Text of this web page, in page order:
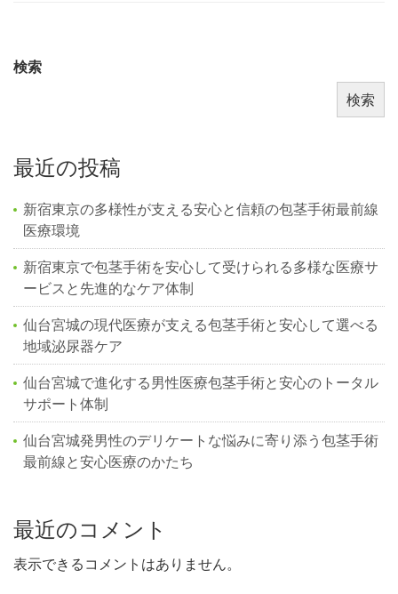
検索
検索
最近の投稿
新宿東京の多様性が支える安心と信頼の包茎手術最前線
医療環境
新宿東京で包茎手術を安心して受けられる多様な医療サ
ービスと先進的なケア体制
仙台宮城の現代医療が支える包茎手術と安心して選べる
地域泌尿器ケア
仙台宮城で進化する男性医療包茎手術と安心のトータル
サポート体制
仙台宮城発男性のデリケートな悩みに寄り添う包茎手術
最前線と安心医療のかたち
最近のコメント
表示できるコメントはありません。